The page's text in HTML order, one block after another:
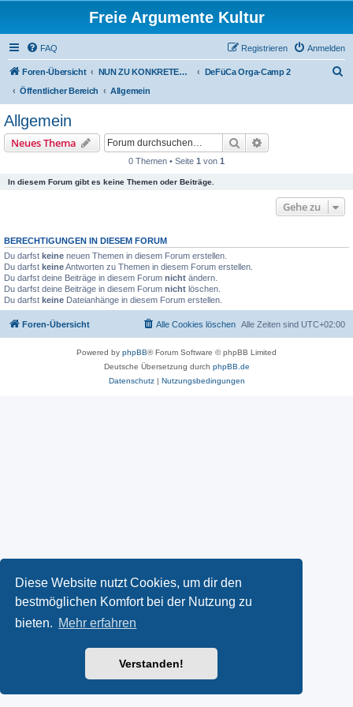
Diese Website nutzt Cookies, um dir den
bestmöglichen Komfort bei der Nutzung zu
bieten. Mehr erfahren
Verstanden!
Freie Argumente Kultur
FAQ Anmelden
Registrieren
Foren-Übersicht NUN ZU KONKRETEN AKTIONEN U PROJEKTEN, ALS WICHTIGSTES AUSSER-PARLAMENTARISCHE KOMMUNEN WIE DAS DeFüCa
DeFüCa Orga-Camp 2
Öffentlicher Bereich
Allgemein
Allgemein
Neues Thema Suche
0 Themen • Seite 1 von 1
In diesem Forum gibt es keine Themen oder Beiträge.
Gehe zu
BERECHTIGUNGEN IN DIESEM FORUM
Du darfst keine neuen Themen in diesem Forum erstellen.
Du darfst keineAntworten zu Themen in diesem Forum erstellen.
Du darfst deine Beiträge in diesem Forum nicht ändern.
Du darfst deine Beiträge in diesem Forum nicht löschen.
Du darfst keine Dateianhänge in diesem Forum erstellen.
Foren-Übersicht Alle Zeiten sind UTC+02:00
Alle Cookies löschen
Powered by phpBB® Forum Software © phpBB Limited
Deutsche Übersetzung durch phpBB.de
Datenschutz| Nutzungsbedingungen